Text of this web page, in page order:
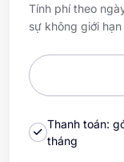
Tính phí theo
sự không giới hạn
Thanh toán:
tháng